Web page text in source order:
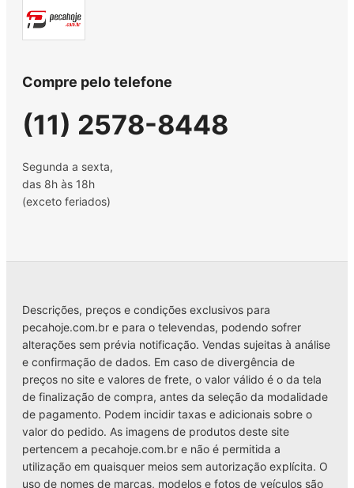
Compre pelo telefone
(11) 2578-8448
Segunda a sexta,
das 8h às 18h
(exceto feriados)
Descrições, preços e condições exclusivos para
pecahoje.com.br e para o televendas, podendo sofrer
alterações sem prévia notificação. Vendas sujeitas à análise
e confirmação de dados. Em caso de divergência de
preços no site e valores de frete, o valor válido é o da tela
de finalização de compra, antes da seleção da modalidade
de pagamento. Podem incidir taxas e adicionais sobre o
valor do pedido. As imagens de produtos deste site
pertencem a pecahoje.com.br e não é permitida a
utilização em quaisquer meios sem autorização explícita. O
uso de nomes de marcas, modelos e fotos de veículos são